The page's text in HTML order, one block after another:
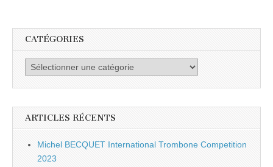
CATÉGORIES
Catégories
ARTICLES RÉCENTS
Michel BECQUET International Trombone Competition
2023